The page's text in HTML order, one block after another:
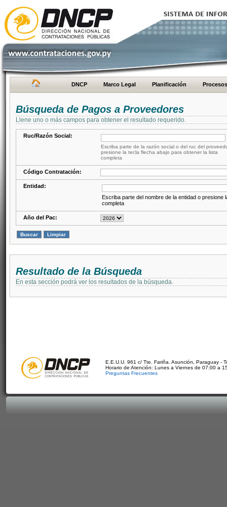
DNCP Marco Legal Planificación Procesos
Búsqueda de Pagos a Proveedores
Llene uno o más campos para obtener el resultado requerido.
Ruc/Razón Social:
Escriba parte de la razón social o del ruc del
presione la tecla flecha abajo para obtener la lista
completa
Código Contratación:
Entidad:
Escriba parte del nombre de la entidad o presione
completa
Año del Pac:
Resultado de la Búsqueda
En esta sección podrá ver los resultados de la búsqueda.
E.E.U.U. 961 c/ Tte. Fariña. Asunción, Paraguay -
Horario de Atención: Lunes a Viernes de 07:00 a
Preguntas Frecuentes